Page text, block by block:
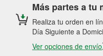
Más partes a tu
Realiza tu orden en
Día Siguiente a
Ver opciones de envío